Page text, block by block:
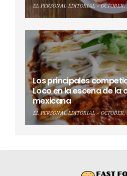
EL PERSONAL EDITORIAL
Los principales
Loco en la escena de la
mexicana
EL PERSONAL EDITORIAL